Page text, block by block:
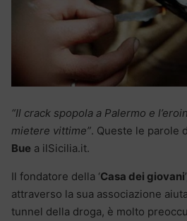
“Il crack spopola a Palermo e
mietere vittime”. Queste le parole
Bue a ilSicilia.it.
Il fondatore della ‘Casa dei giovani
attraverso la sua associazione
tunnel della droga, è molto